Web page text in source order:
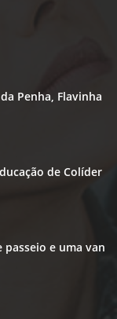
Penha, Flavinha
de Colíder
e uma van